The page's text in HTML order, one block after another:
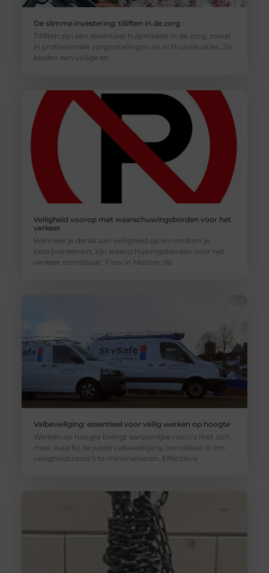
De slimme investering: tilliften in de zorg
Tilliften zijn een essentieel hulpmiddel in de zorg, zowel
in professionele zorginstellingen als in thuissituaties. Ze
bieden een veilige en
Veiligheid voorop met waarschuwingsborden voor het
verkeer
Wanneer je denkt aan veiligheid op en rondom je
bedrijventerrein, zijn waarschuwingsborden voor het
verkeer onmisbaar. Flow in Motion, dé
Valbeveiliging: essentieel voor veilig werken op hoogte
Werken op hoogte brengt aanzienlijke risico’s met zich
mee, waarbij de juiste valbeveiliging onmisbaar is om
veiligheidsrisico’s te minimaliseren. Effectieve